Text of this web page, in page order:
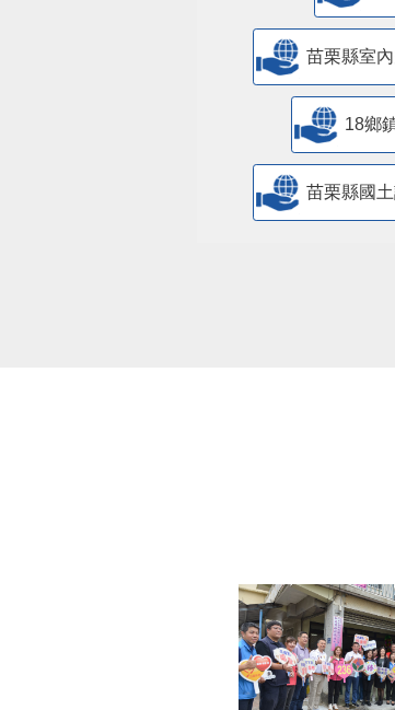
苗栗縣室
18鄉
苗栗縣國